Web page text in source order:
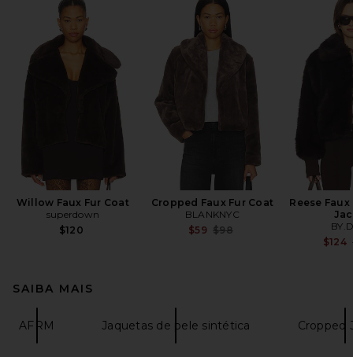
Willow Faux Fur Coat
superdown
$120
Cropped Faux Fur Coat
BLANKNYC
$59 Previous price:
$98
Reese
$124
SAIBA MAIS
AFRM Jaquetas de pele sintética Cropped